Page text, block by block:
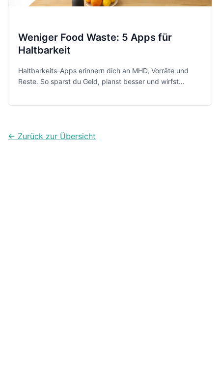
Weniger Food Waste: 5 Apps für
Haltbarkeit
Haltbarkeits-Apps erinnern dich an MHD, Vorräte und
Reste. So sparst du Geld, planst besser und wirfst
← Zurück zur Übersicht